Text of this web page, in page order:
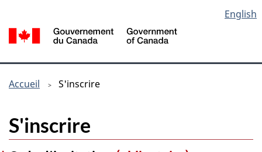
English
Gouvernement du Canada /Government of Canada
Accueil S'inscrire
S'inscrire